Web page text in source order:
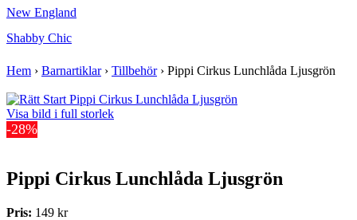
New England
Shabby Chic
Hem › Barnartiklar› Tillbehör› Pippi Cirkus Lunchlåda Ljusgrön
Visa bild i full storlek
-28%
Pippi Cirkus Lunchlåda Ljusgrön
Pris: 149 kr